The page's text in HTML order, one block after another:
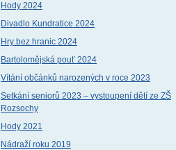
Hody 2024
Divadlo Kundratice 2024
Hry bez hranic 2024
Bartolomějská pouť 2024
Vítání občánků narozených v roce 2023
Setkání seniorů 2023 – vystoupení dětí ze ZŠ
Rozsochy
Hody 2021
Nádraží roku 2019